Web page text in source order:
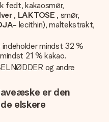
fedt, kakaosmør,
, LAKTOSE , smør,
lecithin), maltekstrakt,
mindst 32 %
21 % kakao.
og andre
er den
elskere